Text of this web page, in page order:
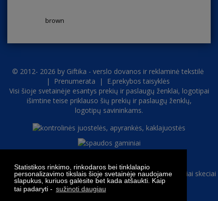
Statistikos rinkimo, rinkodaros bei tinklalapio
personalizavimo tikslais šioje svetainėje naudojame
slapukus, kuriuos galėsite bet kada atšaukti. Kaip
tai padaryti - sužinoti daugiau
brown
© 2012- 2026 by Giftika - verslo dovanos ir reklaminė tekstilė
|
Prenumerata |
E.prekybos taisyklės
Visi šioje svetainėje esantys prekių ir paslaugų ženklai, logotipai
išimtine teise priklauso šių prekių ir paslaugų ženklų,
logotipų savininkams.